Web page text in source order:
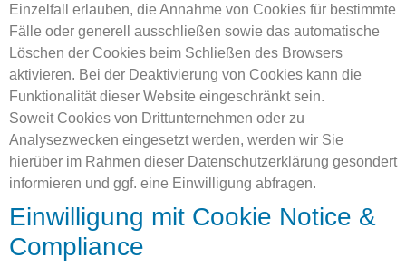
Einzelfall erlauben, die Annahme von Cookies für bestimmte
Fälle oder generell ausschließen sowie das automatische
Löschen der Cookies beim Schließen des Browsers
aktivieren. Bei der Deaktivierung von Cookies kann die
Funktionalität dieser Website eingeschränkt sein.
Soweit Cookies von Drittunternehmen oder zu
Analysezwecken eingesetzt werden, werden wir Sie
hierüber im Rahmen dieser Datenschutzerklärung gesondert
informieren und ggf. eine Einwilligung abfragen.
Einwilligung mit Cookie Notice &
Compliance